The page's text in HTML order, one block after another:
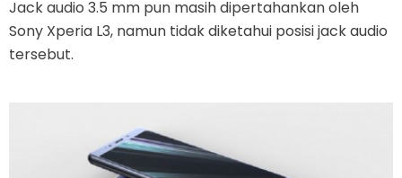
Jack audio 3.5 mm pun masih dipertahankan oleh
Sony Xperia L3, namun tidak diketahui posisi jack audio
tersebut.